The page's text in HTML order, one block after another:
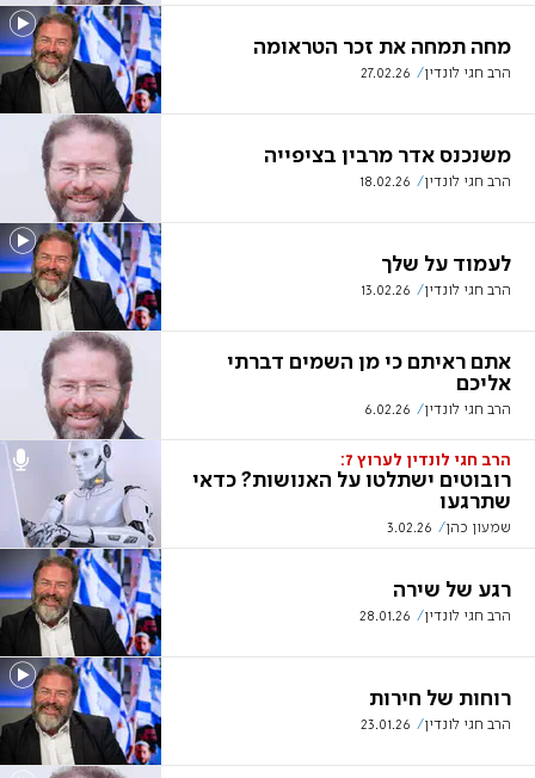
מחה תמחה את זכר הטראומה
הרב חגי לונדין 27.02.26
משנכנס אדר מרבין בציפייה
הרב חגי לונדין 18.02.26
לעמוד על שלך
הרב חגי לונדין 13.02.26
אתם ראיתם כי מן השמים דברתי
אליכם
הרב חגי לונדין 6.02.26
הרב חגי לונדין לערוץ 7:
רובוטים ישתלטו על האנושות? כדאי
שתרגעו
שמעון כהן 3.02.26
רגע של שירה
הרב חגי לונדין 28.01.26
רוחות של חירות
הרב חגי לונדין 23.01.26